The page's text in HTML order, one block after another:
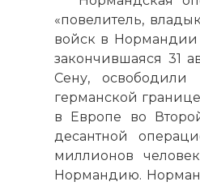
«повелитель,
войск в Нормандии
закончившаяся 31
Сену,
германской
в Европе во
десантной
миллионов
Нормандию.